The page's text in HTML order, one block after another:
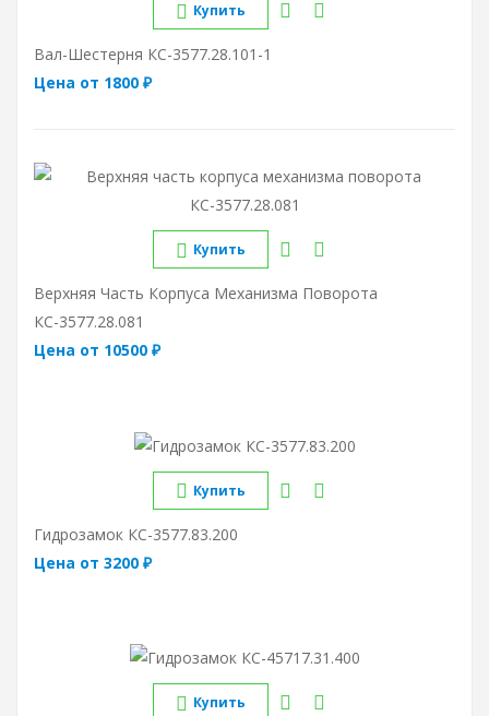
Купить
Вал-Шестерня КС-3577.28.101-1
Цена от 1800 ₽
Купить
Верхняя Часть Корпуса Механизма Поворота
КС-3577.28.081
Цена от 10500 ₽
Купить
Гидрозамок КС-3577.83.200
Цена от 3200 ₽
Купить